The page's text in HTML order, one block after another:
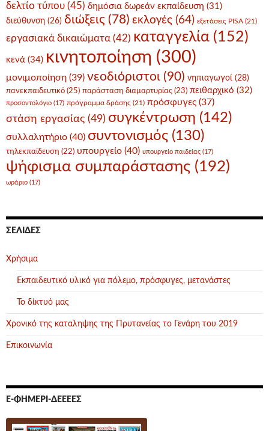
δελτίο τύπου (45) δημόσια δωρεάν εκπαίδευση (31)
διεύθυνση (26) διώξεις (78) εκλογές (64) εξετάσεις PISA (21)
εργασιακά δικαιώματα (42) καταγγελία (152)
κενά (34) κινητοποίηση (300)
μονιμοποίηση (39) νεοδιόριστοι (90) νηπιαγωγοί (28)
πανεκπαιδευτικό (25) παράσταση διαμαρτυρίας (23) πειθαρχικό (32)
προσοντολόγιο (17) πρόγραμμα δράσης (21) πρόσφυγες (37)
στάση εργασίας (49) συγκέντρωση (142)
συλλαλητήριο (40) συντονισμός (130)
τηλεκπαίδευση (22) υπουργείο (40) υπουργείο παιδείας (17)
ψήφισμα συμπαράστασης (192)
ωράριο (17)
ΣΕΛΊΔΕΣ
Χρήσιμα
Εκπαιδευτικό υλικό για πόλεμο, πρόσφυγες, μετανάστες
Το δίκτυό μας
Χρονικό της καταληψης της Πρυτανείας το Γενάρη του 2019
Επικοινωνία
Ε-ΦΗΜΕΡΊ-ΔΕΕΕΕΣ